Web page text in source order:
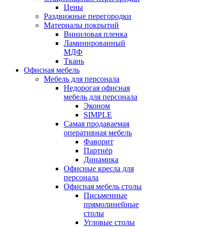
Цены
Раздвижные перегородки
Материалы покрытий
Виниловая пленка
Ламинированный
МДФ
Ткань
Офисная мебель
Мебель для персонала
Недорогая офисная
мебель для персонала
Эконом
SIMPLE
Самая продаваемая
оперативная мебель
Фаворит
Партнёр
Динамика
Офисные кресла для
персонала
Офисная мебель столы
Письменные
прямолинейные
столы
Угловые столы